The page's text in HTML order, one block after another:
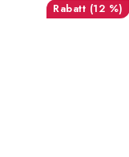
(12 %)